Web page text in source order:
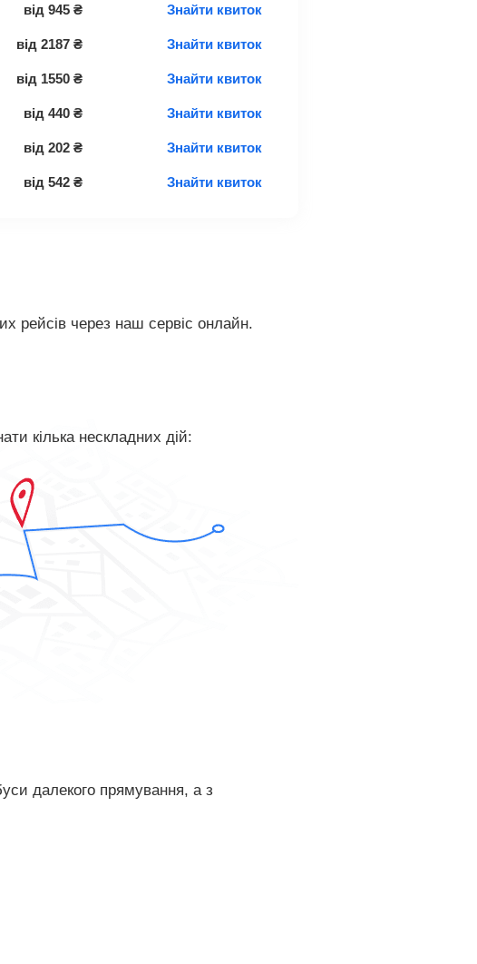
від 945 ₴ Знайти квиток
від 2187 ₴ Знайти квиток
від 1550 ₴ Знайти квиток
від 440 ₴ Знайти квиток
від 202 ₴ Знайти квиток
від 542 ₴ Знайти квиток
рейсів через наш сервіс онлайн.
кілька нескладних дій: